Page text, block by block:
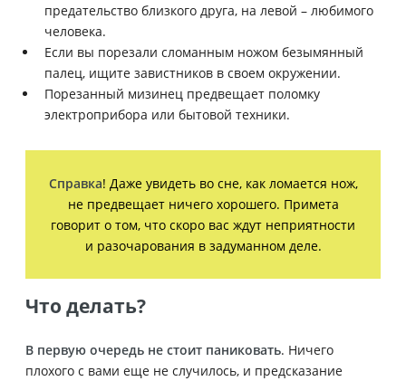
предательство близкого друга, на левой – любимого
человека.
Если вы порезали сломанным ножом безымянный
палец, ищите завистников в своем окружении.
Порезанный мизинец предвещает поломку
электроприбора или бытовой техники.
Справка! Даже увидеть во сне, как ломается нож,
не предвещает ничего хорошего. Примета
говорит о том, что скоро вас ждут неприятности
и разочарования в задуманном деле.
Что делать?
В первую очередь не стоит паниковать. Ничего
плохого с вами еще не случилось, и предсказание